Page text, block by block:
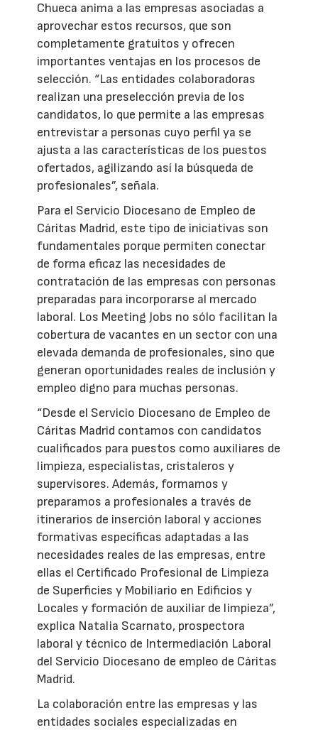
Chueca anima a las empresas asociadas a
aprovechar estos recursos, que son
completamente gratuitos y ofrecen
importantes ventajas en los procesos de
selección. “Las entidades colaboradoras
realizan una preselección previa de los
candidatos, lo que permite a las empresas
entrevistar a personas cuyo perfil ya se
ajusta a las características de los puestos
ofertados, agilizando así la búsqueda de
profesionales”, señala.
Para el Servicio Diocesano de Empleo de
Cáritas Madrid, este tipo de iniciativas son
fundamentales porque permiten conectar
de forma eficaz las necesidades de
contratación de las empresas con personas
preparadas para incorporarse al mercado
laboral. Los Meeting Jobs no sólo facilitan la
cobertura de vacantes en un sector con una
elevada demanda de profesionales, sino que
generan oportunidades reales de inclusión y
empleo digno para muchas personas.
“Desde el Servicio Diocesano de Empleo de
Cáritas Madrid contamos con candidatos
cualificados para puestos como auxiliares de
limpieza, especialistas, cristaleros y
supervisores. Además, formamos y
preparamos a profesionales a través de
itinerarios de inserción laboral y acciones
formativas específicas adaptadas a las
necesidades reales de las empresas, entre
ellas el Certificado Profesional de Limpieza
de Superficies y Mobiliario en Edificios y
Locales y formación de auxiliar de limpieza”,
explica Natalia Scarnato, prospectora
laboral y técnico de Intermediación Laboral
del Servicio Diocesano de empleo de Cáritas
Madrid.
La colaboración entre las empresas y las
entidades sociales especializadas en